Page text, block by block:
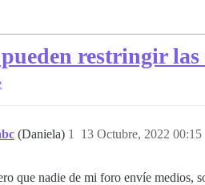
pueden restringir
(Daniela) 13 Octubre, 2022 00:15
1
que nadie de mi foro envíe medios,